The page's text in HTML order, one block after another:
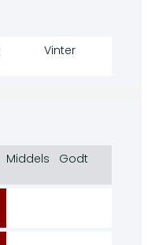
Vinter
Middels Godt